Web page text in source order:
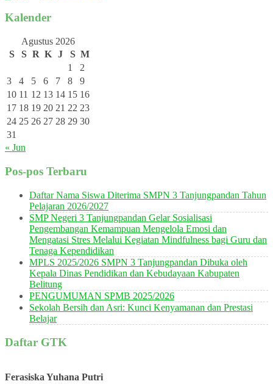
Kalender
Agustus 2026
S
S R K J S M
1
2
3
4 5 6 7 8
9
10 11 12 13 14 15 16
17 18 19 20 21 22 23
24 25 26 27 28 29 30
31
« Jun
Pos-pos Terbaru
Daftar Nama Siswa Diterima SMPN 3 Tanjungpandan Tahun
Pelajaran 2026/2027
SMP Negeri 3 Tanjungpandan Gelar Sosialisasi
Pengembangan Kemampuan Mengelola Emosi dan
Mengatasi Stres Melalui Kegiatan Mindfulness bagi Guru dan
Tenaga Kependidikan
MPLS 2025/2026 SMPN 3 Tanjungpandan Dibuka oleh
Kepala Dinas Pendidikan dan Kebudayaan Kabupaten
Belitung
PENGUMUMAN SPMB 2025/2026
Sekolah Bersih dan Asri: Kunci Kenyamanan dan Prestasi
Belajar
Daftar GTK
Ferasiska Yuhana Putri